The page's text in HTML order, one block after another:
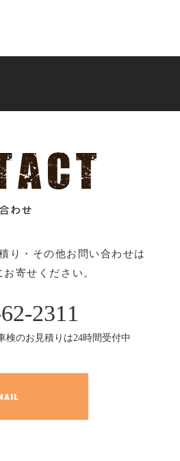
り・その他お問い合わせは
寄せください。
2311
のお見積りは24時間受付中